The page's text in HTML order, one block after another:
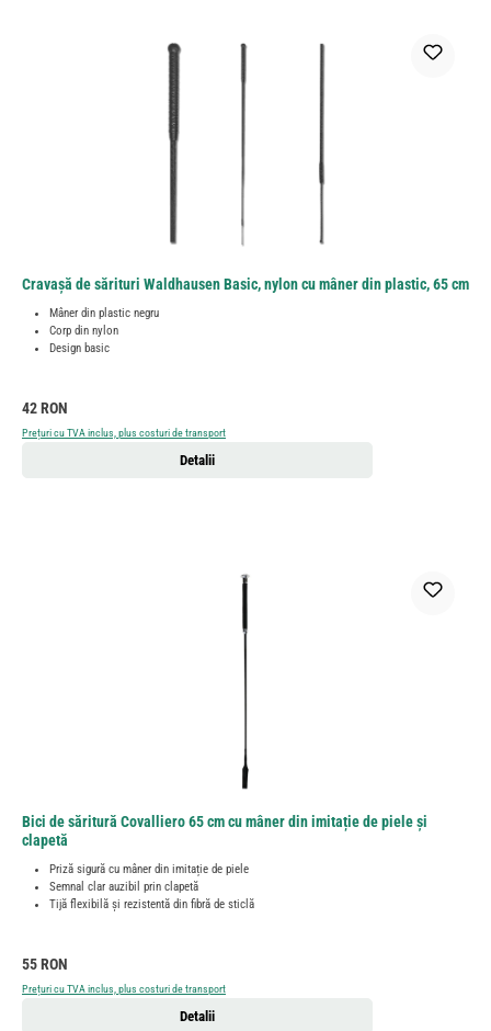
Cravașă de sărituri Waldhausen Basic, nylon cu mâner din plastic, 65 cm
Mâner din plastic negru
Corp din nylon
Design basic
Preț obișnuit:
42 RON
Prețuri cu TVA inclus, plus costuri de transport
Detalii
Bici de săritură Covalliero 65 cm cu mâner din imitație de piele și
clapetă
Priză sigură cu mâner din imitație de piele
Semnal clar auzibil prin clapetă
Tijă flexibilă și rezistentă din fibră de sticlă
Preț obișnuit:
55 RON
Prețuri cu TVA inclus, plus costuri de transport
Detalii